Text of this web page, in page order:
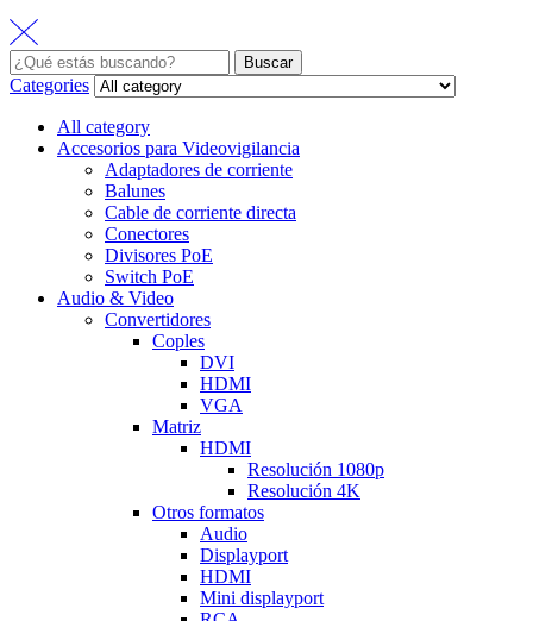
Buscar: Buscar
Categories
All category
Accesorios para Videovigilancia
Adaptadores de corriente
Balunes
Cable de corriente directa
Conectores
Divisores PoE
Switch PoE
Audio & Video
Convertidores
Coples
DVI
HDMI
VGA
Matriz
HDMI
Resolución 1080p
Resolución 4K
Otros formatos
Audio
Displayport
HDMI
Mini displayport